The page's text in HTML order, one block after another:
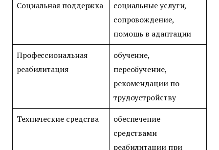
Социальная поддержка
социальные услуги,
сопровождение,
помощь в адаптации
Профессиональная
реабилитация
обучение,
переобучение,
рекомендации по
трудоустройству
Технические средства
обеспечение
средствами
реабилитации при